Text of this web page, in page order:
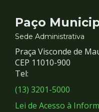
Contato
e
Redes
Sociais
Paço
Sede Administrativa
Praça Visconde de
CEP 11010-900
Tel:
(13) 3201-5000
Lei de Acesso à